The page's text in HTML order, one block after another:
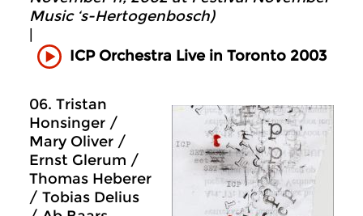
Music ‘s-Hertogenbosch)
ICP Orchestra Live in Toronto 2003
06. Tristan
Honsinger /
Mary Oliver /
Ernst Glerum /
Thomas Heberer
/ Tobias Delius